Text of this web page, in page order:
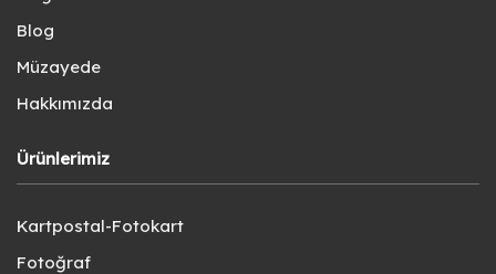
Blog
Müzayede
Hakkımızda
Ürünlerimiz
Kartpostal-Fotokart
Fotoğraf